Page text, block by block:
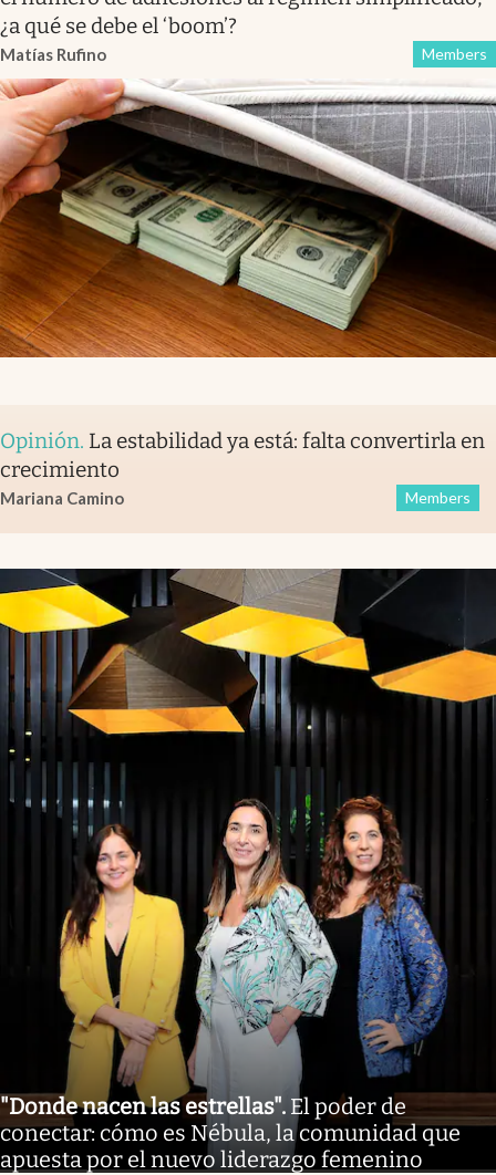
¿a qué se debe el ‘boom’?
Matías Rufino Members
Opinión. La estabilidad ya está: falta convertirla en
crecimiento
Mariana Camino Members
"Donde nacen las estrellas". El poder de
conectar: cómo es Nébula, la comunidad que
apuesta por el nuevo liderazgo femenino